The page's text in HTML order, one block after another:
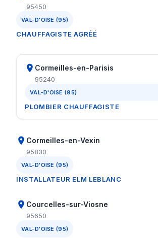
95450
VAL-D'OISE (95)
CHAUFFAGISTE AGRÉÉ
Cormeilles-en-Parisis
95240
VAL-D'OISE (95)
PLOMBIER CHAUFFAGISTE
Cormeilles-en-Vexin
95830
VAL-D'OISE (95)
INSTALLATEUR ELM LEBLANC
Courcelles-sur-Viosne
95650
VAL-D'OISE (95)